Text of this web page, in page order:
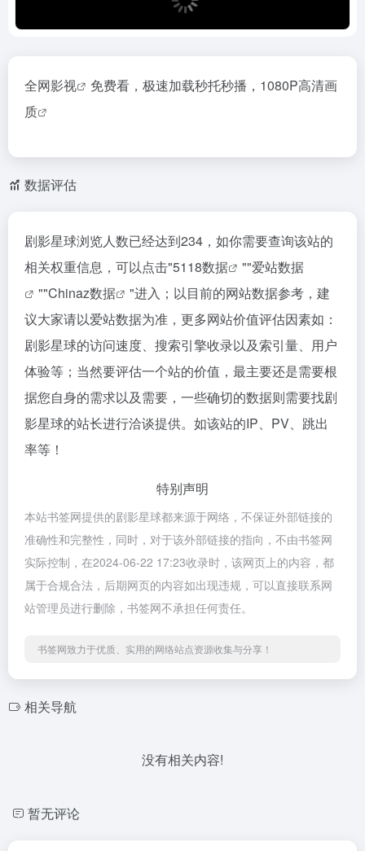
全网影视 免费看，极速加载秒托秒播， 1080P高清画
质
数据评估
剧影星球浏览人数已经达到234，如你需要查询该站的
相关权重信息，可以点击"5118数据 ""爱站数据
""Chinaz数据
"进入；以目前的网站数据参考，建
议大家请以爱站数据为准，更多网站价值评估因素如：
剧影星球的访问速度、搜索引擎收录以及索引量、用户
体验等；当然要评估一个站的价值，最主要还是需要根
据您自身的需求以及需要，一些确切的数据则需要找剧
影星球的站长进行洽谈提供。如该站的IP、PV、跳出
率等！
特别声明
本站书签网提供的剧影星球都来源于网络，不保证外部链接的
准确性和完整性，同时，对于该外部链接的指向，不由书签网
实际控制，在2024-06-22 17:23收录时，该网页上的内容，都
属于合规合法，后期网页的内容如出现违规，可以直接联系网
站管理员进行删除，书签网不承担任何责任。
书签网致力于优质、实用的网络站点资源收集与分享！
相关导航
没有相关内容!
暂无评论